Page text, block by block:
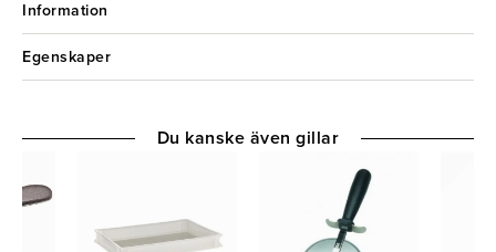
Information
Egenskaper
Du kanske även gillar